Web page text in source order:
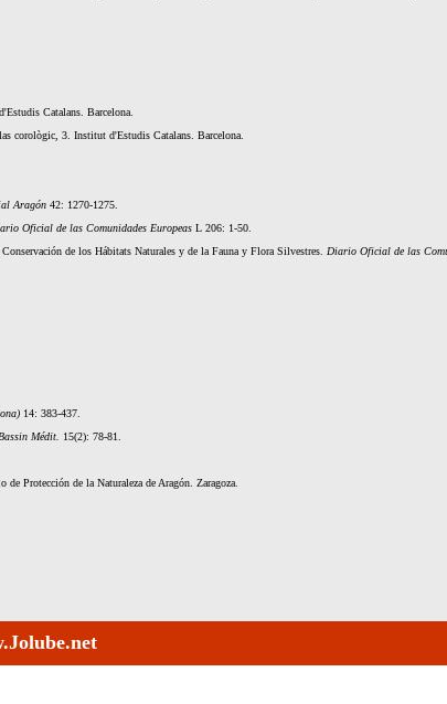
Catalans. Barcelona.
corològic, 3. Institut d'Estudis Catalans. Barcelona.
Aragón 42: 1270-1275.
Oficial de las Comunidades Europeas L 206: 1-50.
de los Hábitats Naturales y de la Fauna y Flora Silvestres. Diario Oficial de las
14: 383-437.
Médit.
15(2): 78-81.
de Protección de la Naturaleza de Aragón. Zaragoza.